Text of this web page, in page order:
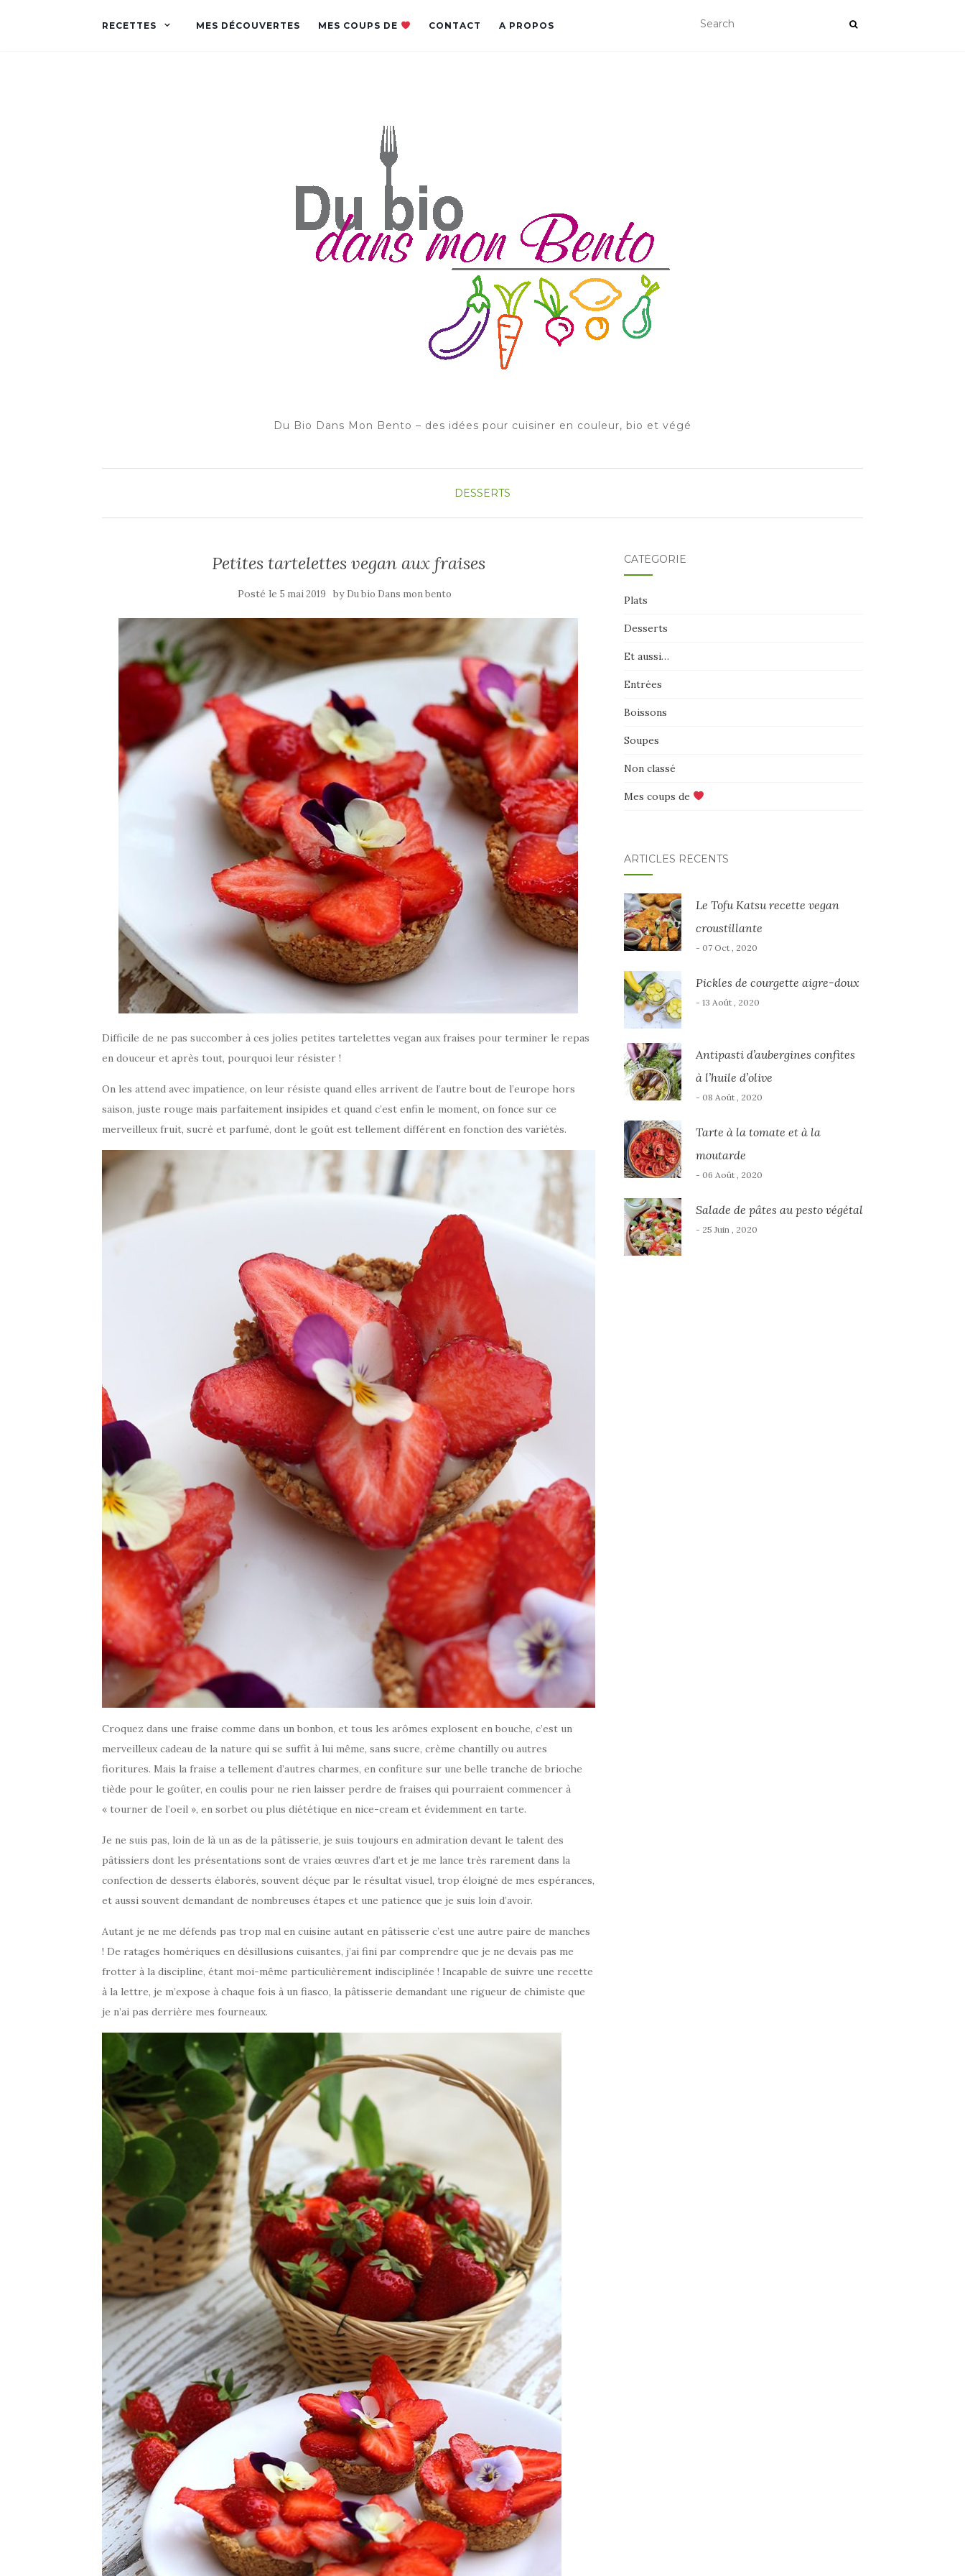
RECETTES MES DÉCOUVERTES MES COUPS DE CONTACT A PROPOS
Du Bio Dans Mon Bento – des idées pour cuisiner en couleur, bio et végé
DESSERTS
Petites tartelettes vegan aux fraises
Posté le5 mai 2019 by Du bio Dans mon bento
Difficile de ne pas succomber à ces jolies petites tartelettes vegan aux fraises pour terminer le repas
en douceur et après tout, pourquoi leur résister !
On les attend avec impatience, on leur résiste quand elles arrivent de l’autre bout de l’europe hors
saison, juste rouge mais parfaitement insipides et quand c’est enfin le moment, on fonce sur ce
merveilleux fruit, sucré et parfumé, dont le goût est tellement différent en fonction des variétés.
Croquez dans une fraise comme dans un bonbon, et tous les arômes explosent en bouche, c’est un
merveilleux cadeau de la nature qui se suffit à lui même, sans sucre, crème chantilly ou autres
fioritures. Mais la fraise a tellement d’autres charmes, en confiture sur une belle tranche de brioche
tiède pour le goûter, en coulis pour ne rien laisser perdre de fraises qui pourraient commencer à
« tourner de l’oeil », en sorbet ou plus diététique en nice-cream et évidemment en tarte.
Je ne suis pas, loin de là un as de la pâtisserie, je suis toujours en admiration devant le talent des
pâtissiers dont les présentations sont de vraies œuvres d’art et je me lance très rarement dans la
confection de desserts élaborés, souvent déçue par le résultat visuel, trop éloigné de mes espérances,
et aussi souvent demandant de nombreuses étapes et une patience que je suis loin d’avoir.
Autant je ne me défends pas trop mal en cuisine autant en pâtisserie c’est une autre paire de manches
! De ratages homériques en désillusions cuisantes, j’ai fini par comprendre que je ne devais pas me
frotter à la discipline, étant moi-même particulièrement indisciplinée ! Incapable de suivre une recette
à la lettre, je m’expose à chaque fois à un fiasco, la pâtisserie demandant une rigueur de chimiste que
je n’ai pas derrière mes fourneaux.
CATÉGORIE
Plats
Desserts
Et aussi…
Entrées
Boissons
Soupes
Non classé
Mes coups de
ARTICLES RÉCENTS
Le Tofu Katsu recette vegan
croustillante
- 07 Oct , 2020
Pickles de courgette aigre-doux
- 13 Août , 2020
Antipasti d’aubergines confites
à l’huile d’olive
- 08 Août , 2020
Tarte à la tomate et à la
moutarde
- 06 Août , 2020
Salade de pâtes au pesto végétal
- 25 Juin , 2020